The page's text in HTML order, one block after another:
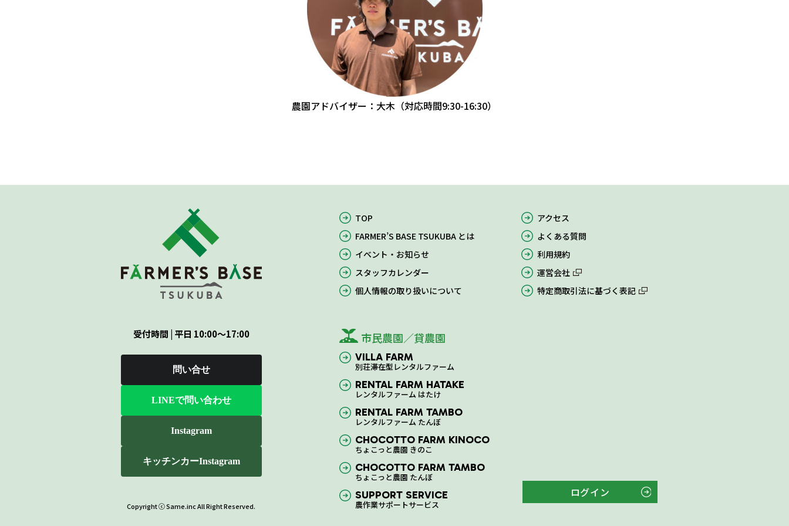
農園アドバイザー：大木（対応時間9:30-16:30）
受付時間 | 平日 10:00～17:00
問い合せ
LINEで問い合わせ
Instagram
キッチンカーInstagram
Copyright ⓒ Same.inc All Right Reserved.
TOP
FARMER’S BASE TSUKUBA とは
イベント・お知らせ
スタッフカレンダー
個人情報の取り扱いについて
アクセス
よくある質問
利用規約
運営会社
特定商取引法に基づく表記
市民農園／貸農園
VILLA FARM
別荘滞在型レンタルファーム
RENTAL FARM HATAKE
レンタルファーム はたけ
RENTAL FARM TAMBO
レンタルファーム たんぼ
CHOCOTTO FARM KINOCO
ちょこっと農園 きのこ
CHOCOTTO FARM TAMBO
ちょこっと農園 たんぼ
SUPPORT SERVICE
農作業サポートサービス
ログイン